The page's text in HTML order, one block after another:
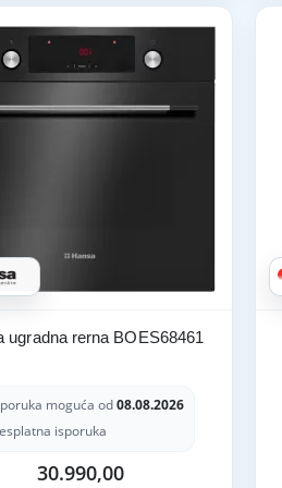
ugradna rerna BOES68461
moguća od08.08.2026
isporuka
30.990,00